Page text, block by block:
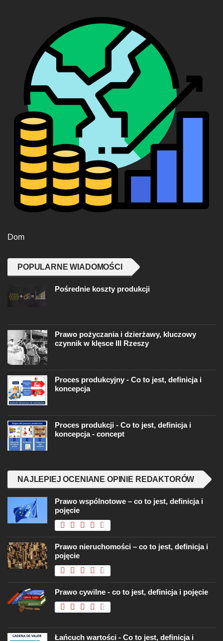
Dom
POPULARNE WIADOMOŚCI
Pośrednie koszty produkcji
Prawo pożyczania i dzierżawy, kluczowy
czynnik w klęsce III Rzeszy
Proces produkcyjny - Co to jest, definicja i
koncepcja
Proces produkcji - Co to jest, definicja i
koncepcja - concept
NAJLEPIEJ OCENIANE OPINIE REDAKTORÓW
Prawo wspólnotowe – co to jest, definicja i
pojęcie
Prawo nieruchomości – co to jest, definicja i
pojęcie
Prawo cywilne - co to jest, definicja i pojęcie
Łańcuch wartości - Co to jest, definicja i